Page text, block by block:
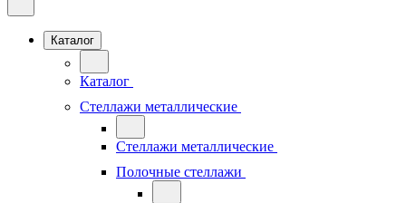
Каталог
Каталог
Стеллажи металлические
Стеллажи металлические
Полочные стеллажи